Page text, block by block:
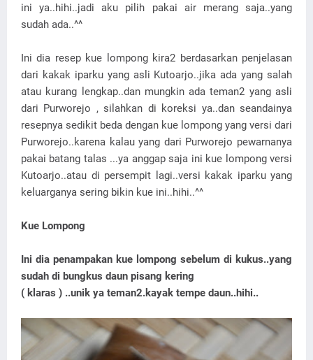
ini ya..hihi..jadi aku pilih pakai air merang saja..yang
sudah ada..^^
Ini dia resep kue lompong kira2 berdasarkan penjelasan
dari kakak iparku yang asli Kutoarjo..jika ada yang salah
atau kurang lengkap..dan mungkin ada teman2 yang asli
dari Purworejo , silahkan di koreksi ya..dan seandainya
resepnya sedikit beda dengan kue lompong yang versi dari
Purworejo..karena kalau yang dari Purworejo pewarnanya
pakai batang talas ...ya anggap saja ini kue lompong versi
Kutoarjo..atau di persempit lagi..versi kakak iparku yang
keluarganya sering bikin kue ini..hihi..^^
Kue Lompong
Ini dia penampakan kue lompong sebelum di kukus..yang
sudah di bungkus daun pisang kering
( klaras ) ..unik ya teman2.kayak tempe daun..hihi..